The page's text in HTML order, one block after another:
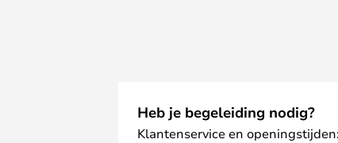
Heb je begeleiding nodig?
Klantenservice en